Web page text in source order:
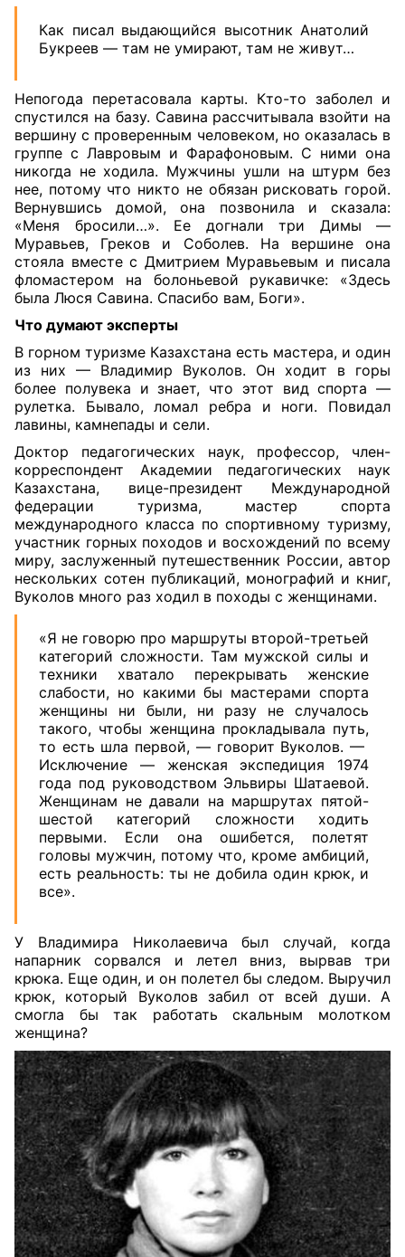
Как писал выдающийся высотник Анатолий
Букреев — там не умирают, там не живут…
Непогода перетасовала карты. Кто-то заболел и
спустился на базу. Савина рассчитывала взойти на
вершину с проверенным человеком, но оказалась в
группе с Лавровым и Фарафоновым. С ними она
никогда не ходила. Мужчины ушли на штурм без
нее, потому что никто не обязан рисковать горой.
Вернувшись домой, она позвонила и сказала:
«Меня бросили…». Ее догнали три Димы —
Муравьев, Греков и Соболев. На вершине она
стояла вместе с Дмитрием Муравьевым и писала
фломастером на болоньевой рукавичке: «Здесь
была Люся Савина. Спасибо вам, Боги».
Что думают эксперты
В горном туризме Казахстана есть мастера, и один
из них — Владимир Вуколов. Он ходит в горы
более полувека и знает, что этот вид спорта —
рулетка. Бывало, ломал ребра и ноги. Повидал
лавины, камнепады и сели.
Доктор педагогических наук, профессор, член-
корреспондент Академии педагогических наук
Казахстана, вице-президент Международной
федерации туризма, мастер спорта
международного класса по спортивному туризму,
участник горных походов и восхождений по всему
миру, заслуженный путешественник России, автор
нескольких сотен публикаций, монографий и книг,
Вуколов много раз ходил в походы с женщинами.
«Я не говорю про маршруты второй-третьей
категорий сложности. Там мужской силы и
техники хватало перекрывать женские
слабости, но какими бы мастерами спорта
женщины ни были, ни разу не случалось
такого, чтобы женщина прокладывала путь,
то есть шла первой, — говорит Вуколов. —
Исключение — женская экспедиция 1974
года под руководством Эльвиры Шатаевой.
Женщинам не давали на маршрутах пятой-
шестой категорий сложности ходить
первыми. Если она ошибется, полетят
головы мужчин, потому что, кроме амбиций,
есть реальность: ты не добила один крюк, и
все».
У Владимира Николаевича был случай, когда
напарник сорвался и летел вниз, вырвав три
крюка. Еще один, и он полетел бы следом. Выручил
крюк, который Вуколов забил от всей души. А
смогла бы так работать скальным молотком
женщина?